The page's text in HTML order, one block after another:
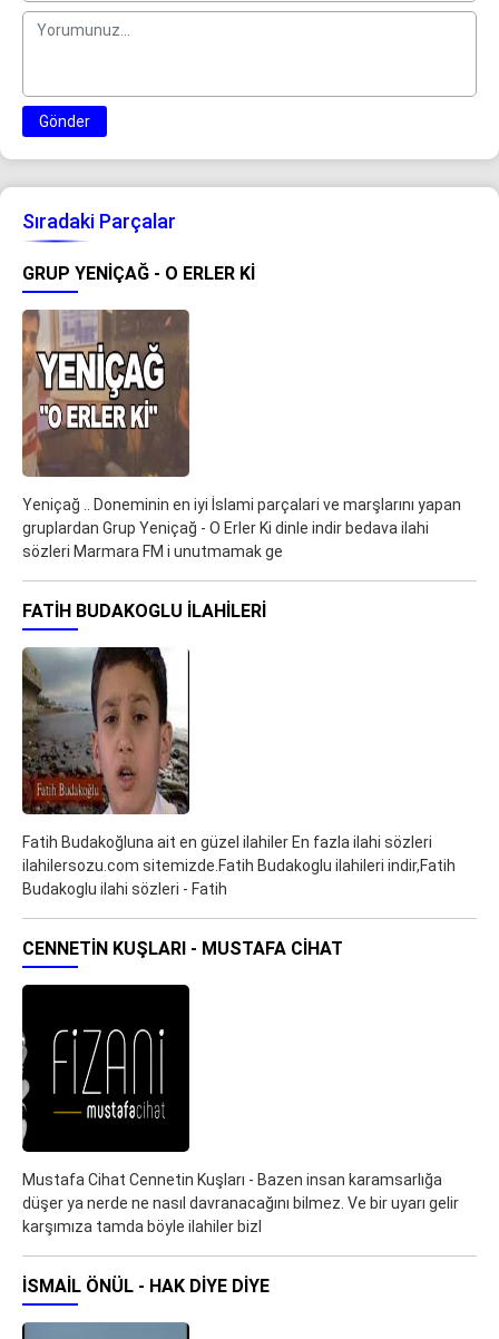
Gönder
Sıradaki Parçalar
GRUP YENIÇAĞ - O ERLER KI
Yeniçağ .. Doneminin en iyi İslami parçalari ve marşlarını yapan
gruplardan Grup Yeniçağ - O Erler Ki dinle indir bedava ilahi
sözleri Marmara FM i unutmamak ge
FATIH BUDAKOGLU ILAHILERI
Fatih Budakoğluna ait en güzel ilahiler En fazla ilahi sözleri
ilahilersozu.com sitemizde.Fatih Budakoglu ilahileri indir,Fatih
Budakoglu ilahi sözleri - Fatih
CENNETIN KUŞLARI - MUSTAFA CIHAT
Mustafa Cihat Cennetin Kuşları - Bazen insan karamsarlığa
düşer ya nerde ne nasıl davranacağını bilmez. Ve bir uyarı gelir
karşımıza tamda böyle ilahiler bizl
İSMAIL ÖNÜL - HAK DIYE DIYE